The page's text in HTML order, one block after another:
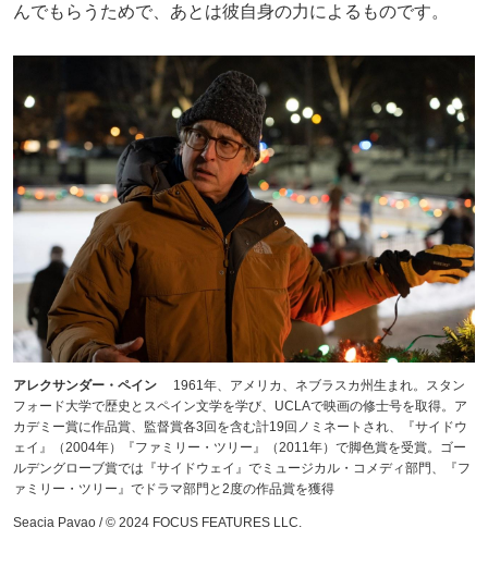
んでもらうためで、あとは彼自身の力によるものです。
アレクサンダー・ペイン 1961年、アメリカ、ネブラスカ州生まれ。スタン
フォード大学で歴史とスペイン文学を学び、UCLAで映画の修士号を取得。ア
カデミー賞に作品賞、監督賞各3回を含む計19回ノミネートされ、『サイドウ
ェイ』（2004年）『ファミリー・ツリー』（2011年）で脚色賞を受賞。ゴー
ルデングローブ賞では『サイドウェイ』でミュージカル・コメディ部門、『フ
ァミリー・ツリー』でドラマ部門と2度の作品賞を獲得
Seacia Pavao / © 2024 FOCUS FEATURES LLC.